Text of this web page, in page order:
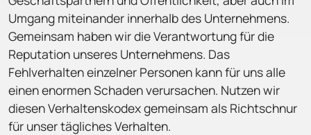
Umgang miteinander innerhalb des Unternehmens.
Gemeinsam haben wir die Verantwortung für die
Reputation unseres Unternehmens. Das
Fehlverhalten einzelner Personen kann für uns alle
einen enormen Schaden verursachen. Nutzen wir
diesen Verhaltenskodex gemeinsam als Richtschnur
für unser tägliches Verhalten.